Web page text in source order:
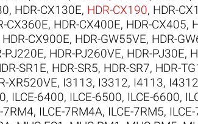
, HDR-CX130E, HDR-CX190, HDR-
CX360E, HDR-CX400E, HDR-CX405,
HDR-CX900E, HDR-GW55VE, HDR-
PJ220E, HDR-PJ260VE, HDR-PJ30E,
SR1E, HDR-SR5, HDR-SR7, HDR-
XR520VE, I3113, I3312, I4113, I4312
, ILCE-6400, ILCE-6500, ILCE-6600,
7RM4, ILCE-7RM4A, ILCE-7RM5,